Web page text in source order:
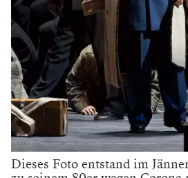
Dieses Foto entstand im